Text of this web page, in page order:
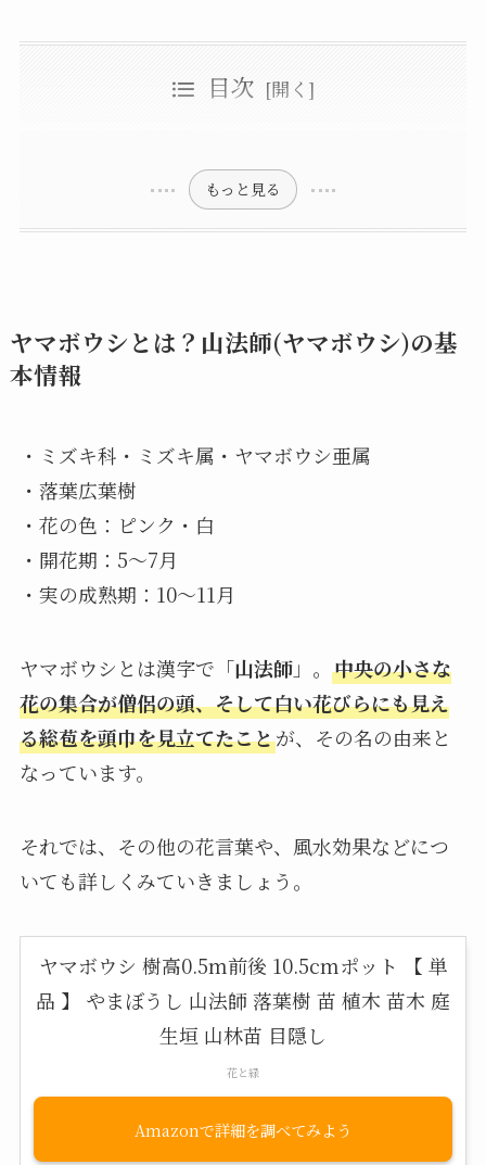
目次
株立ちのヤマボウシ｜玄関前にピッタリ
紅富士｜日差しで赤みがよりきれい
ウルフアイ｜まだらがおしゃれな印象
もっと見る
ヤマボウシとは？山法師(ヤマボウシ)の基
本情報
・ミズキ科・ミズキ属・ヤマボウシ亜属
・落葉広葉樹
・花の色：ピンク・白
・開花期：5～7月
・実の成熟期：10～11月
ヤマボウシとは漢字で「山法師」。 中央の小さな
花の集合が僧侶の頭、そして白い花びらにも見え
る総苞を頭巾を見立てたことが、その名の由来と
なっています。
それでは、その他の花言葉や、風水効果などにつ
いても詳しくみていきましょう。
ヤマボウシ 樹高0.5m前後 10.5cmポット 【 単
品 】 やまぼうし 山法師 落葉樹 苗 植木 苗木 庭
生垣 山林苗 目隠し
花と緑
Amazon